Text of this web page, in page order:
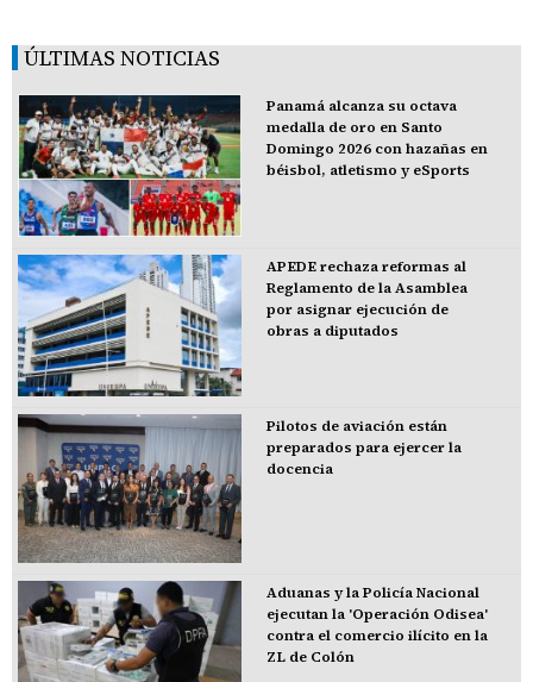
ÚLTIMAS NOTICIAS
Panamá alcanza su octava
medalla de oro en Santo
Domingo 2026 con hazañas en
béisbol, atletismo y eSports
APEDE rechaza reformas al
Reglamento de la Asamblea
por asignar ejecución de
obras a diputados
Pilotos de aviación están
preparados para ejercer la
docencia
Aduanas y la Policía Nacional
ejecutan la 'Operación Odisea'
contra el comercio ilícito en la
ZL de Colón